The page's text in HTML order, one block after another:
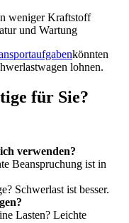
weniger Kraftstoff
und Wartung
könnten
lohnen.
für Sie?
verwenden?
Beanspruchung ist in
Schwerlast ist besser.
Lasten? Leichte